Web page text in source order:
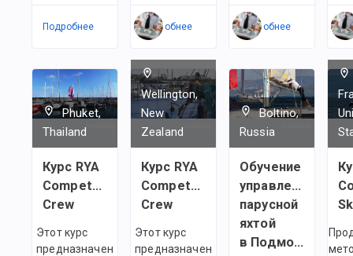
Подробнее Подробнее Подробнее
Phuket,
Thailand
Курс RYA
Competent
Crew
Этот курс
предназначен
Wellington,
New
Zealand
Курс RYA
Competent
Crew
Этот курс
предназначен
Boltino,
Russia
Обучение
управлению
парусной
яхтой
в Подмосковье